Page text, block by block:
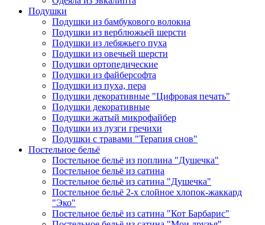
Подушки
Подушки из бамбукового волокна
Подушки из верблюжьей шерсти
Подушки из лебяжьего пуха
Подушки из овечьей шерсти
Подушки ортопедические
Подушки из файберсофта
Подушки из пуха, пера
Подушки декоративные "Цифровая печать"
Подушки декоративные
Подушки жатый микрофайбер
Подушки из лузги гречихи
Подушки с травами "Терапия снов"
Постельное бельё
Постельное бельё из поплина "Душечка"
Постельное бельё из сатина
Постельное бельё из сатина "Душечка"
Постельное бельё 2-х слойное хлопок-жаккард
"Эко"
Постельное бельё из сатина "Кот Барбарис"